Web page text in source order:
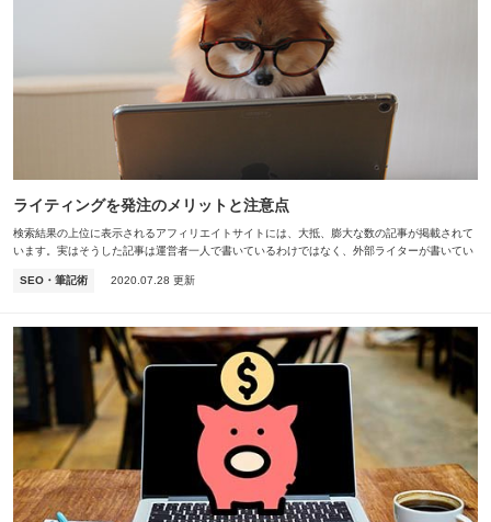
ライティングを発注のメリットと注意点
検索結果の上位に表示されるアフィリエイトサイトには、大抵、膨大な数の記事が掲載されて
います。実はそうした記事は運営者一人で書いているわけではなく、外部ライターが書いてい
SEO・筆記術
2020.07.28 更新